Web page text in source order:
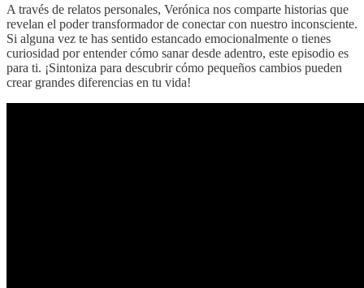
A través de relatos personales, Verónica nos comparte historias que
revelan el poder transformador de conectar con nuestro inconsciente.
Si alguna vez te has sentido estancado emocionalmente o tienes
curiosidad por entender cómo sanar desde adentro, este episodio es
para ti. ¡Sintoniza para descubrir cómo pequeños cambios pueden
crear grandes diferencias en tu vida!